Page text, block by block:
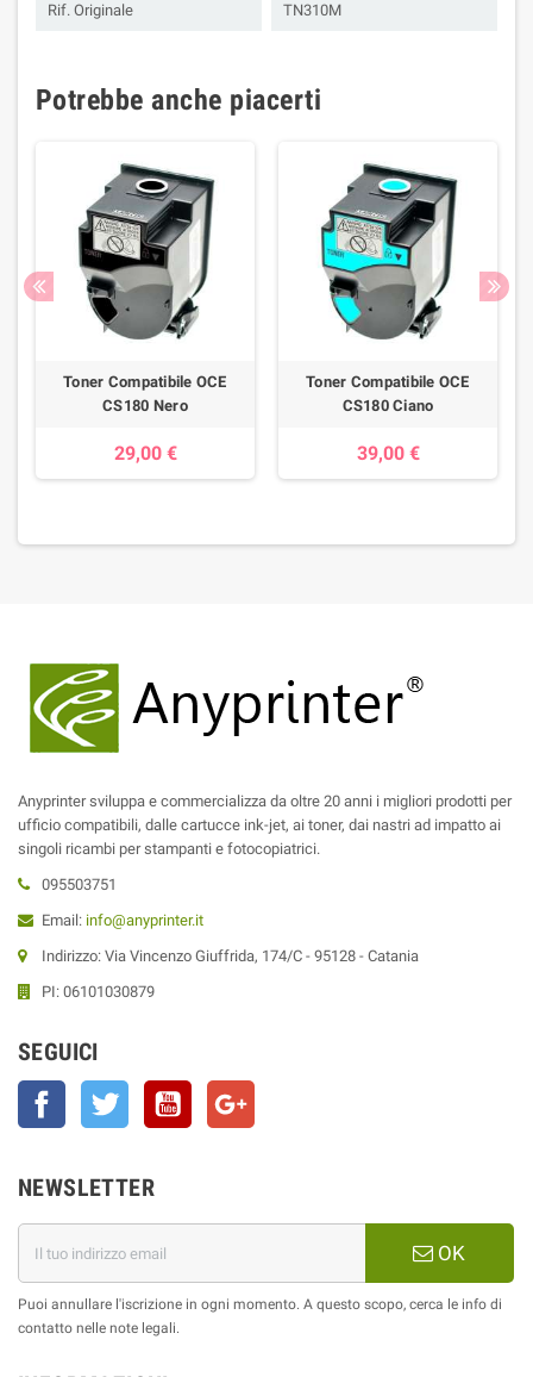
Rif. Originale TN310M
Potrebbe anche piacerti
Toner Compatibile OCE
CS180 Nero
29,00 €
Toner Compatibile OCE
CS180 Ciano
39,00 €
Anyprinter sviluppa e commercializza da oltre 20 anni i migliori prodotti per
ufficio compatibili, dalle cartucce ink-jet, ai toner, dai nastri ad impatto ai
singoli ricambi per stampanti e fotocopiatrici.
095503751
Email: info@anyprinter.it
Indirizzo: Via Vincenzo Giuffrida, 174/C - 95128 - Catania
PI: 06101030879
SEGUICI
Facebook Twitter YouTube
NEWSLETTER
OK
Puoi annullare l'iscrizione in ogni momento. A questo scopo, cerca le info di
contatto nelle note legali.